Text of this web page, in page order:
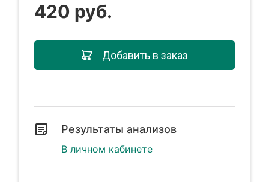
420 руб.
Добавить в заказ
Результаты анализов
В личном кабинете